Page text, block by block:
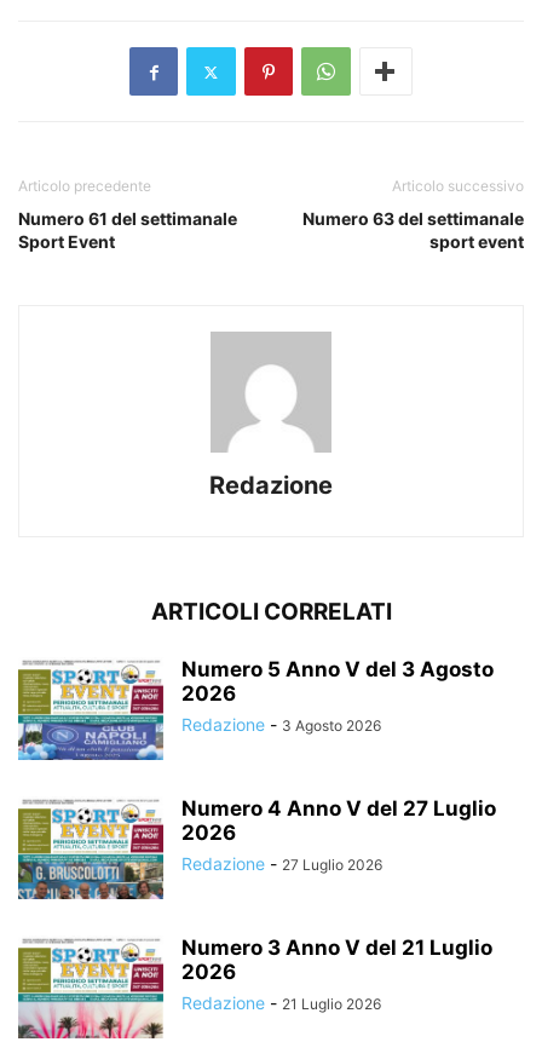
Articolo precedente
Numero 61 del settimanale
Sport Event
Articolo successivo
Numero 63 del settimanale
sport event
Redazione
ARTICOLI CORRELATI
Numero 5 Anno V del 3 Agosto
2026
Redazione - 3 Agosto 2026
Numero 4 Anno V del 27 Luglio
2026
Redazione - 27 Luglio 2026
Numero 3 Anno V del 21 Luglio
2026
Redazione - 21 Luglio 2026